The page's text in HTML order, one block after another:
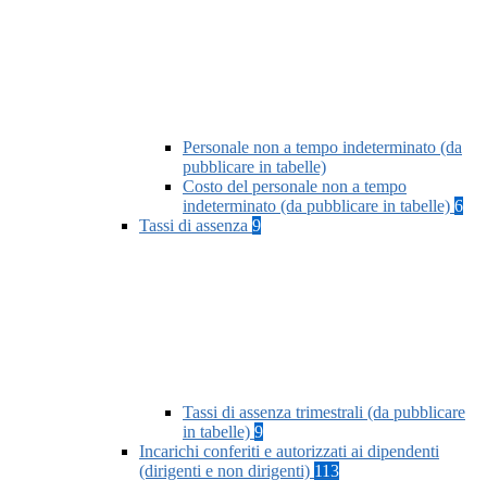
Personale non a tempo indeterminato (da
pubblicare in tabelle)
Costo del personale non a tempo
indeterminato (da pubblicare in tabelle) 6
Tassi di assenza 9
Tassi di assenza trimestrali (da pubblicare
in tabelle) 9
Incarichi conferiti e autorizzati ai dipendenti
(dirigenti e non dirigenti) 113